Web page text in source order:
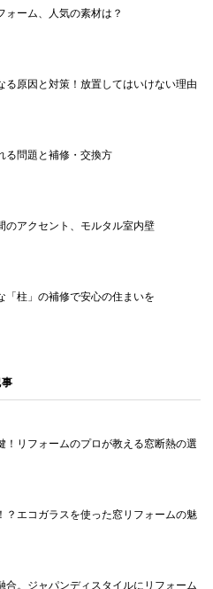
ォーム、人気の素材は？
る原因と対策！放置してはいけない理由
る問題と補修・交換方
のアクセント、モルタル室内壁
「柱」の補修で安心の住まいを
！リフォームのプロが教える窓断熱の選
？エコガラスを使った窓リフォームの魅
合。ジャパンディスタイルにリフォーム